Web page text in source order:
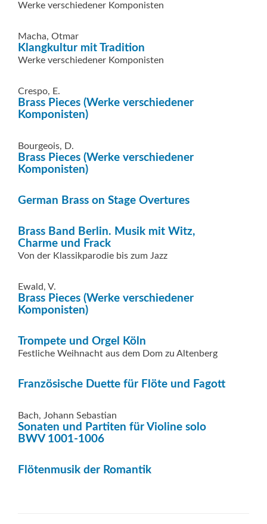
Werke verschiedener Komponisten
Macha, Otmar
Klangkultur mit Tradition
Werke verschiedener Komponisten
Crespo, E.
Brass Pieces (Werke verschiedener
Komponisten)
Bourgeois, D.
Brass Pieces (Werke verschiedener
Komponisten)
German Brass on Stage Overtures
Brass Band Berlin. Musik mit Witz,
Charme und Frack
Von der Klassikparodie bis zum Jazz
Ewald, V.
Brass Pieces (Werke verschiedener
Komponisten)
Trompete und Orgel Köln
Festliche Weihnacht aus dem Dom zu Altenberg
Französische Duette für Flöte und Fagott
Bach, Johann Sebastian
Sonaten und Partiten für Violine solo
BWV 1001-1006
Flötenmusik der Romantik